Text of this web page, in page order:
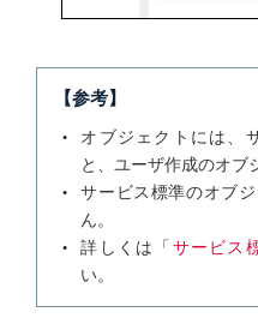
【参考】
オブジェクトには、
と、ユーザ作成のオブ
サービス標準のオブ
ん。
詳しくは「 サービス
い。